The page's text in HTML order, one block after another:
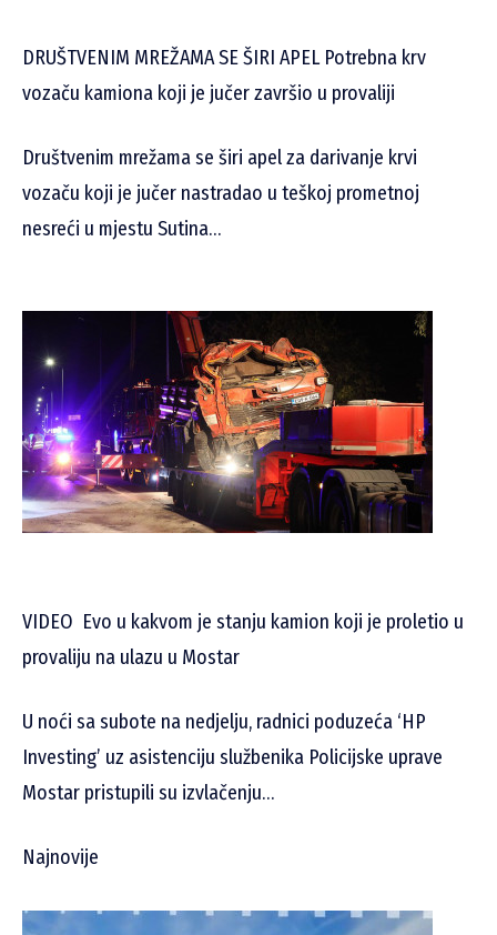
DRUŠTVENIM MREŽAMA SE ŠIRI APEL Potrebna krv
vozaču kamiona koji je jučer završio u provaliji
Društvenim mrežama se širi apel za darivanje krvi
vozaču koji je jučer nastradao u teškoj prometnoj
nesreći u mjestu Sutina…
VIDEO Evo u kakvom je stanju kamion koji je proletio u
provaliju na ulazu u Mostar
U noći sa subote na nedjelju, radnici poduzeća ‘HP
Investing’ uz asistenciju službenika Policijske uprave
Mostar pristupili su izvlačenju…
Najnovije